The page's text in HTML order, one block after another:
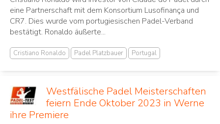
eine Partnerschaft mit dem Konsortium Lusofinança und
CR7. Dies wurde vom portugiesischen Padel-Verband
bestätigt. Ronaldo äußerte...
Cristiano Ronaldo Padel Platzbauer Portugal
Westfälische Padel Meisterschaften
feiern Ende Oktober 2023 in Werne
ihre Premiere